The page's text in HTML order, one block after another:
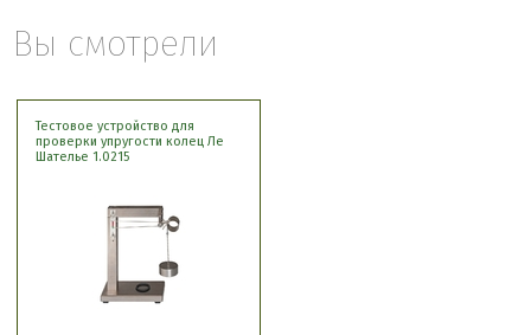
Вы смотрели
Тестовое устройство для
проверки упругости колец Ле
Шателье ​1.0215